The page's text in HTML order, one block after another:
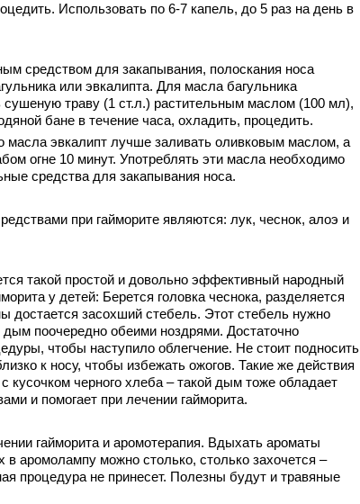
Использовать по 6-7 капель, до 5 раз на день в
средством для закапывания, полоскания носа
или эвкалипта. Для масла багульника
сушеную траву (1 ст.л.) растительным маслом (100 мл),
бане в течение часа, охладить, процедить.
масла эвкалипт лучше заливать оливковым маслом, а
огне 10 минут. Употреблять эти масла необходимо
средства для закапывания носа.
при гайморите являются: лук, чеснок, алоэ и
такой простой и довольно эффективный народный
у детей: Берется головка чеснока, разделяется
достается засохший стебель. Этот стебель нужно
поочередно обеими ноздрями. Достаточно
чтобы наступило облегчение. Не стоит подносить
к носу, чтобы избежать ожогов. Такие же действия
кусочком черного хлеба – такой дым тоже обладает
и помогает при лечении гайморита.
гайморита и аромотерапия. Вдыхать ароматы
аромолампу можно столько, столько захочется –
процедура не принесет. Полезны будут и травяные